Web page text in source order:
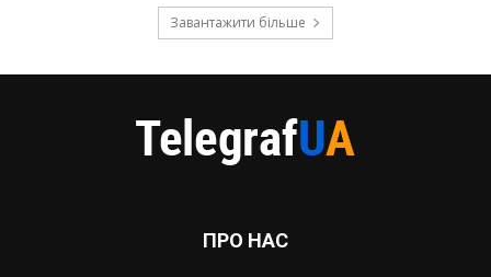
Завантажити більше
ПРО НАС